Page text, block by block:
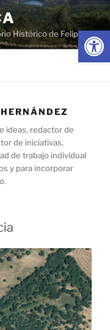
Abrir
Histórico de Felipe II
ideas, redactor de
de iniciativas,
de trabajo individual
y para incorporar